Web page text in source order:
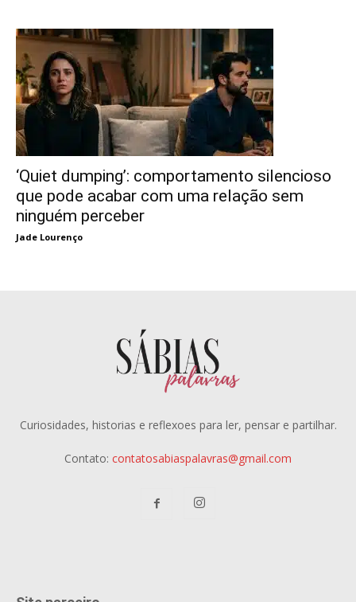
‘Quiet dumping’: comportamento silencioso
que pode acabar com uma relação sem
ninguém perceber
Jade Lourenço
Curiosidades, historias e reflexoes para ler, pensar e partilhar.
Contato: contatosabiaspalavras@gmail.com